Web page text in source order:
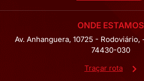
ONDE ESTAMOS
Av. Anhanguera, 10725 - Rodoviário,
74430-030
Traçar rota